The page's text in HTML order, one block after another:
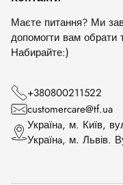
Маєте питання? Ми
допомогти вам обрати
Набирайте:)
+380800211522
customercare@tf.ua
Українa, м. Київ,
Українa, м. Львів.